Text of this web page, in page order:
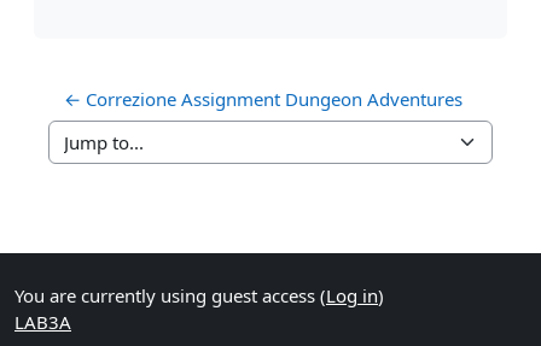
← Correzione Assignment Dungeon Adventures
Jump to...
You are currently using guest access (Log in)
LAB3A